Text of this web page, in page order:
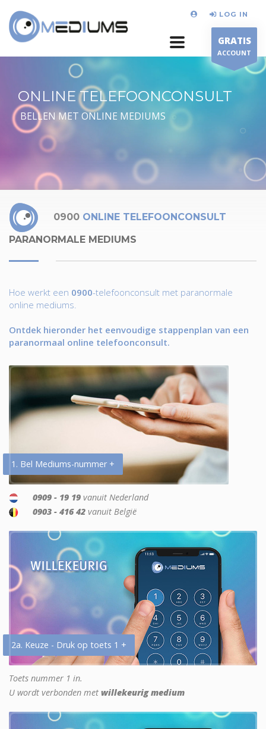
LOG IN
GRATIS
ACCOUNT
ONLINE TELEFOONCONSULT
BELLEN MET ONLINE MEDIUMS
0900 ONLINE TELEFOONCONSULT
PARANORMALE MEDIUMS
Hoe werkt een 0900-telefoonconsult met paranormale
online mediums.
Ontdek hieronder het eenvoudige stappenplan van een
paranormaal online telefoonconsult.
1. Bel Mediums-nummer +
0909 - 19 19 vanuit Nederland
0903 - 416 42 vanuit België
2a. Keuze - Druk op toets 1 +
Toets nummer 1 in.
U wordt verbonden met willekeurig medium